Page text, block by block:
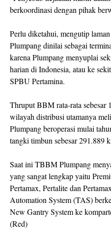
berkoordinasi dengan pihak
Perlu diketahui, mengutip
Plumpang dinilai sebagai
karena Plumpang menyuplai
harian di Indonesia, atau ke
SPBU Pertamina.
Thruput BBM rata-rata
wilayah distribusi utamanya
Plumpang beroperasi mulai
tangki timbun sebesar 291.889
Saat ini TBBM Plumpang
yang sangat lengkap yaitu
Pertamax, Pertalite dan
Automation System (TAS)
New Gantry System ke
(Red)